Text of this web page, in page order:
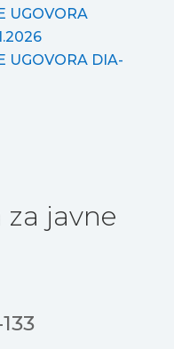
UGOVORA
UGOVORA DIA-
za javne